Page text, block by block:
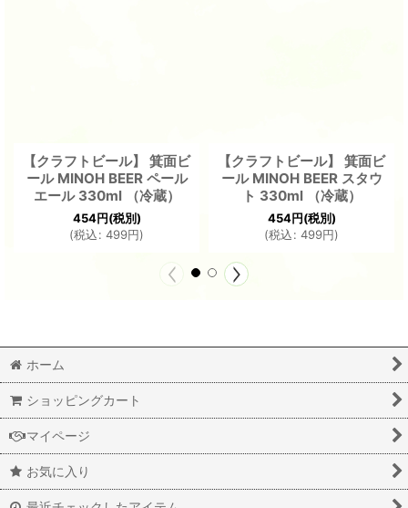
【クラフトビール】 箕面ビ
ール MINOH BEER ペール
エール 330ml （冷蔵）
454円(税別)
(税込: 499円)
【クラフトビール】 箕面ビ
ール MINOH BEER スタウ
ト 330ml （冷蔵）
454円(税別)
(税込: 499円)
ホーム
ショッピングカート
マイページ
お気に入り